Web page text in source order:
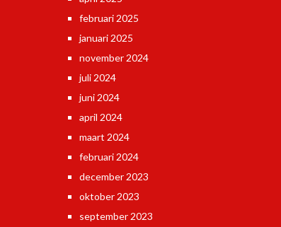
februari 2025
januari 2025
november 2024
juli 2024
juni 2024
april 2024
maart 2024
februari 2024
december 2023
oktober 2023
september 2023